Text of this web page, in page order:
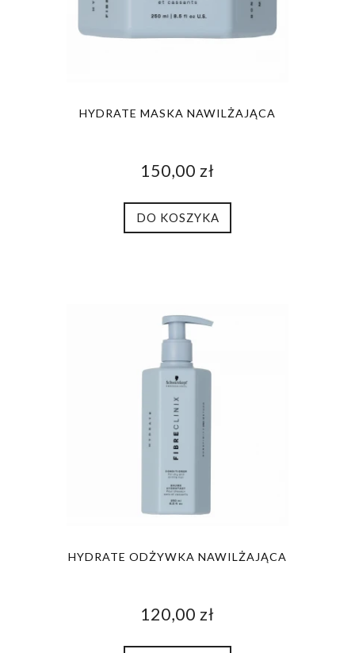
HYDRATE MASKA NAWILŻAJĄCA
150,00 zł
DO KOSZYKA
HYDRATE ODŻYWKA NAWILŻAJĄCA
120,00 zł